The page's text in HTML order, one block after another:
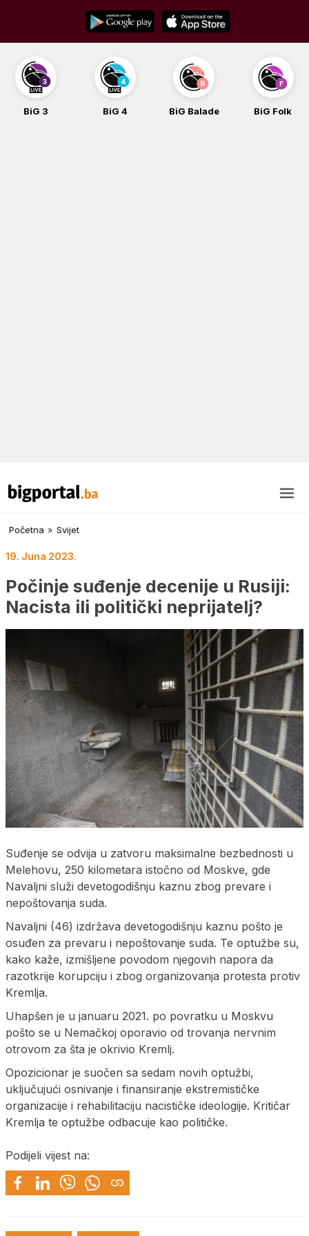
content
BiG 3 BiG 4 BiG Balade BiG Folk
Početna » Svijet
19. Juna 2023.
Počinje suđenje decenije u Rusiji:
Nacista ili politički neprijatelj?
Suđenje se odvija u zatvoru maksimalne bezbednosti u
Melehovu, 250 kilometara istočno od Moskve, gde
Navaljni služi devetogodišnju kaznu zbog prevare i
nepoštovanja suda.
Navaljni (46) izdržava devetogodišnju kaznu pošto je
osuđen za prevaru i nepoštovanje suda. Te optužbe su,
kako kaže, izmišljene povodom njegovih napora da
razotkrije korupciju i zbog organizovanja protesta protiv
Kremlja.
Uhapšen je u januaru 2021. po povratku u Moskvu
pošto se u Nemačkoj oporavio od trovanja nervnim
otrovom za šta je okrivio Kremlj.
Opozicionar je suočen sa sedam novih optužbi,
uključujući osnivanje i finansiranje ekstremističke
organizacije i rehabilitaciju nacističke ideologije. Kritičar
Kremlja te optužbe odbacuje kao političke.
Podijeli vijest na: